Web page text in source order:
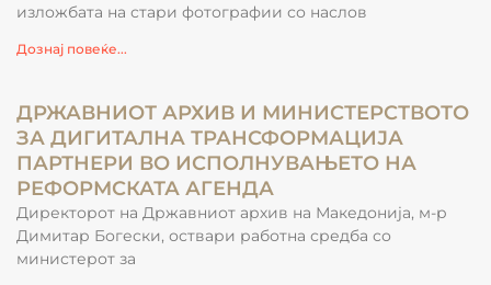
изложбата на стари фотографии со наслов
Дознај повеќе...
ДРЖАВНИОТ АРХИВ И МИНИСТЕРСТВОТО
ЗА ДИГИТАЛНА ТРАНСФОРМАЦИЈА
ПАРТНЕРИ ВО ИСПОЛНУВАЊЕТО НА
РЕФОРМСКАТА АГЕНДА
Директорот на Државниот архив на Македонија, м-р
Димитар Богески, оствари работна средба со
министерот за